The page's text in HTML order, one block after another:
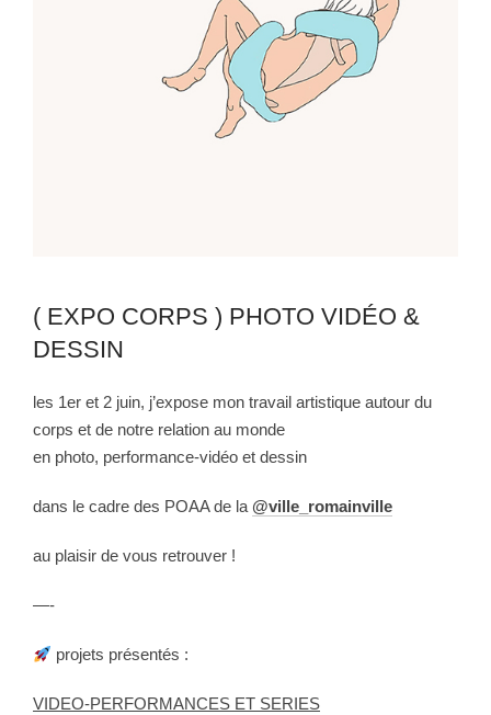
( EXPO CORPS ) PHOTO VIDÉO &
DESSIN
les 1er et 2 juin, j’expose mon travail artistique autour du
corps et de notre relation au monde
en photo, performance-vidéo et dessin
dans le cadre des POAA de la @ville_romainville
au plaisir de vous retrouver !
—-
projets présentés :
VIDEO-PERFORMANCES ET SERIES